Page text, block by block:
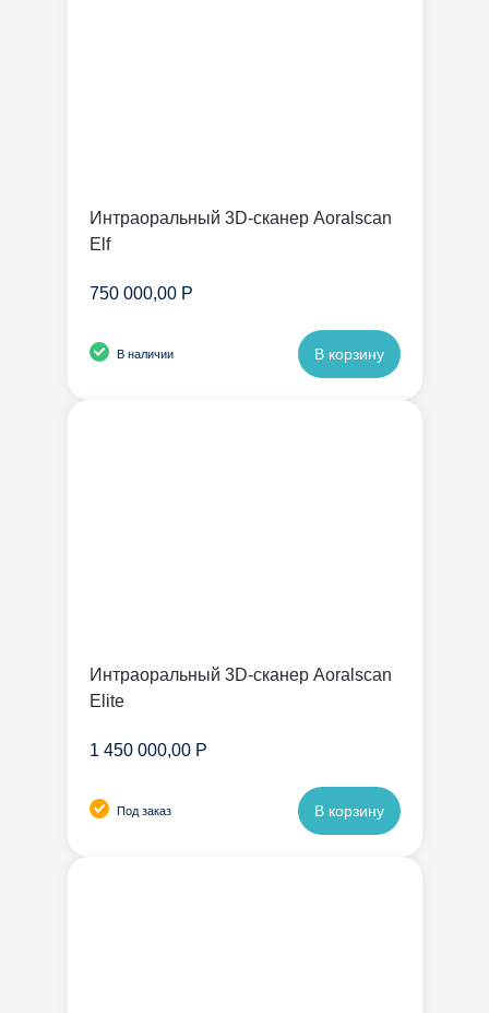
Интраоральный 3D-сканер Aoralscan
Elf
750 000,00 Р
В наличии В корзину
Интраоральный 3D-сканер Aoralscan
Elite
1 450 000,00 Р
Под заказ В корзину